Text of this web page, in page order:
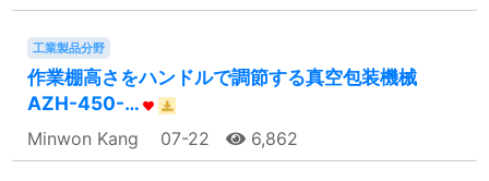
工業製品分野
作業棚高さをハンドルで調節する真空包装機械
AZH-450-…
Minwon Kang 07-22 6,862